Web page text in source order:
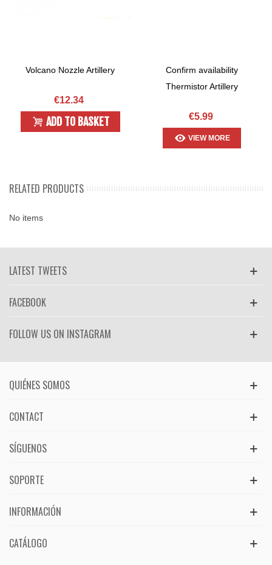
Volcano Nozzle Artillery
€12.34
ADD TO BASKET
Confirm availability
Thermistor Artillery
€5.99
VIEW MORE
RELATED PRODUCTS
No items
LATEST TWEETS
FACEBOOK
FOLLOW US ON INSTAGRAM
QUIÉNES SOMOS
CONTACT
SÍGUENOS
SOPORTE
INFORMACIÓN
CATÁLOGO